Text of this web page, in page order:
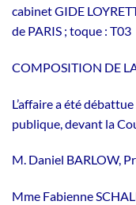
cabinet GIDE
de PARIS ; toque : T03
COMPOSITION DE
L’affaire a été
publique, devant la
M. Daniel BARLOW,
Mme Fabienne